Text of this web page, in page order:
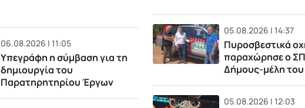
06.08.2026 | 11:05
Υπεγράφη η σύμβαση για τη
δημιουργία του
Παρατηρητηρίου Έργων
05.08.2026 | 14:37
Πυροσβεστικά
παραχώρησε ο
Δήμους-μέλη του
05.08.2026 | 12:03